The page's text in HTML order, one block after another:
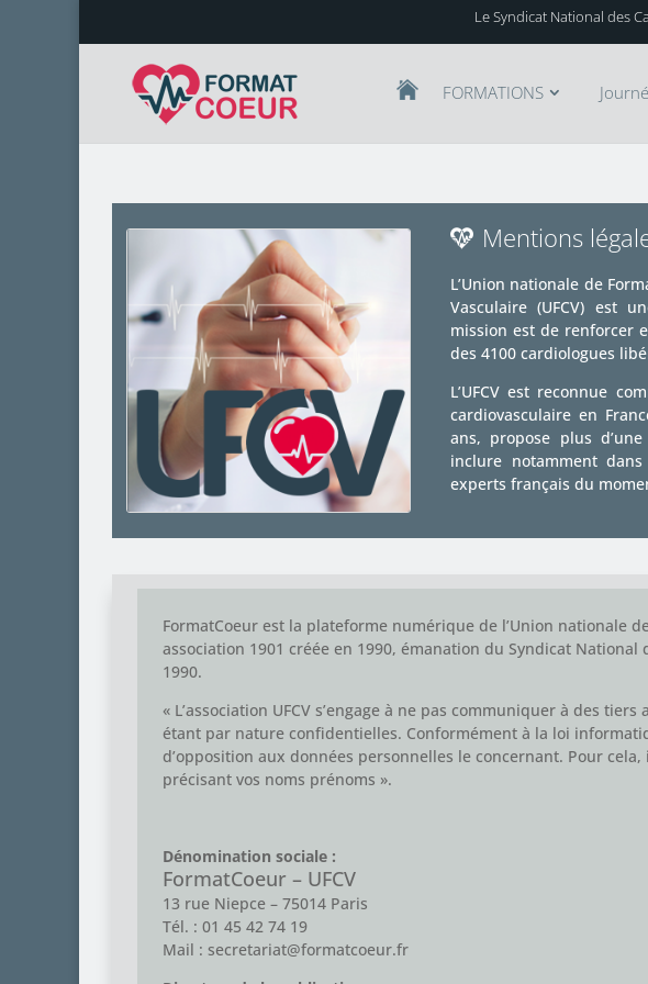
Le Syndicat National des
FORMATIONS
Mentions
L’Union nationale de
Vasculaire (UFCV) est
mission est de renforcer
des 4100 cardiologues
L’UFCV est reconnue
cardiovasculaire en
ans, propose plus
inclure notamment
experts français du
FormatCoeur est la plateforme numérique de l’Union nationale
association 1901 créée en 1990, émanation du Syndicat
1990.
« L’association UFCV s’engage à ne pas communiquer à des
étant par nature confidentielles. Conformément à la loi
d’opposition aux données personnelles le concernant. Pour
précisant vos noms prénoms ».
Dénomination sociale :
FormatCoeur – UFCV
13 rue Niepce – 75014 Paris
Tél. : 01 45 42 74 19
Mail : secretariat@formatcoeur.fr